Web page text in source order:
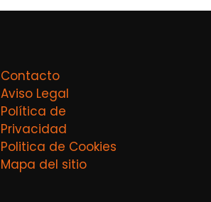
Contacto
Aviso Legal
Política de
Privacidad
Politica de Cookies
Mapa del sitio